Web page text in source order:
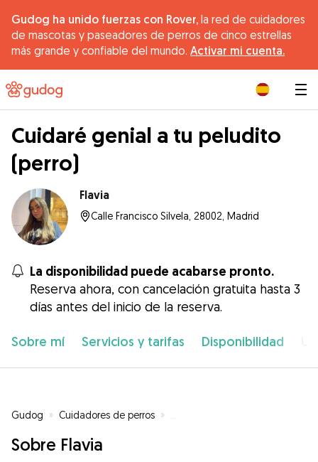
Gudog ha unido fuerzas con Rover, la red de cuidadores
de mascotas y paseadores de perros de cinco estrellas
más grande y confiable del mundo. Activar mi cuenta.
Cuidaré genial a tu peludito
(perro)
Flavia
Calle Francisco Silvela, 28002, Madrid
La disponibilidad puede acabarse pronto.
Reserva ahora, con cancelación gratuita hasta 3
días antes del inicio de la reserva.
Sobre mí Servicios y tarifas Disponibilidad
Gudog » Cuidadores de perros »
Sobre Flavia